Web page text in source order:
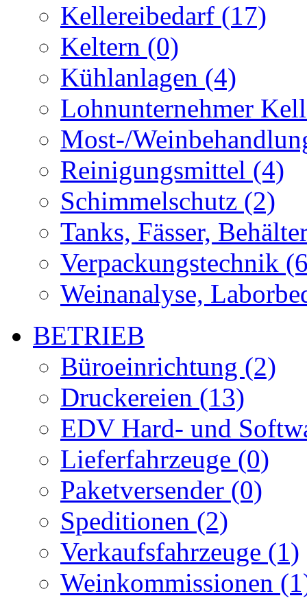
Kellereibedarf (17)
Keltern (0)
Kühlanlagen (4)
Lohnunternehmer
Most-/
Reinigungsmittel (4)
Schimmelschutz (2)
Tanks, Fässer,
Verpackungstechnik
Weinanalyse,
BETRIEB
Büroeinrichtung (2)
Druckereien (13)
EDV Hard- und
Lieferfahrzeuge (0)
Paketversender (0)
Speditionen (2)
Verkaufsfahrzeuge (1)
Weinkommissionen